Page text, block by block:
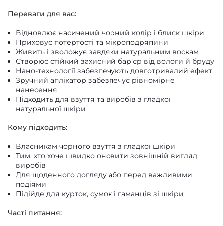
Переваги для вас:
Відновлює насичений чорний колір і блиск шкіри
Приховує потертості та мікроподряпини
Живить і зволожує завдяки натуральним воскам
Створює стійкий захисний бар’єр від вологи й бруду
Нано-технології забезпечують довготривалий ефект
Зручний аплікатор забезпечує рівномірне
нанесення
Підходить для взуття та виробів з гладкої
натуральної шкіри
Кому підходить:
Власникам чорного взуття з гладкої шкіри
Тим, хто хоче швидко оновити зовнішній вигляд
виробів
Для щоденного догляду або перед важливими
подіями
Підійде для курток, сумок і гаманців зі шкіри
Часті питання: